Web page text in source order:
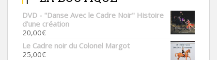
DVD - "Danse Avec le Cadre Noir" Histoire
d’une création
20,00€
Le Cadre noir du Colonel Margot
25,00€